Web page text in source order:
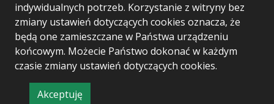
indywidualnych potrzeb. Korzystanie z witryny bez
zmiany ustawień dotyczących cookies oznacza, że
będą one zamieszczane w Państwa urządzeniu
końcowym. Możecie Państwo dokonać w każdym
czasie zmiany ustawień dotyczących cookies.
Akceptuję
Ostatnio dodane
Wersja systemu: 5.7.0 [13]
Ostatnia aktualizacja BIP: 30.07.2026 16:20